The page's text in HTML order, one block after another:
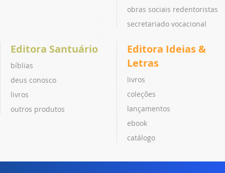
obras sociais redentoristas
secretariado vocacional
Editora Santuário
bíblias
deus conosco
livros
outros produtos
Editora Ideias &
Letras
livros
coleções
lançamentos
ebook
catálogo